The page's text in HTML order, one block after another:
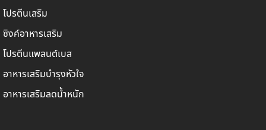
โปรตีนเสริม
ซิงค์อาหารเสริม
โปรตีนแพลนต์เบส
อาหารเสริมบำรุงหัวใจ
อาหารเสริมลดน้ำหนัก